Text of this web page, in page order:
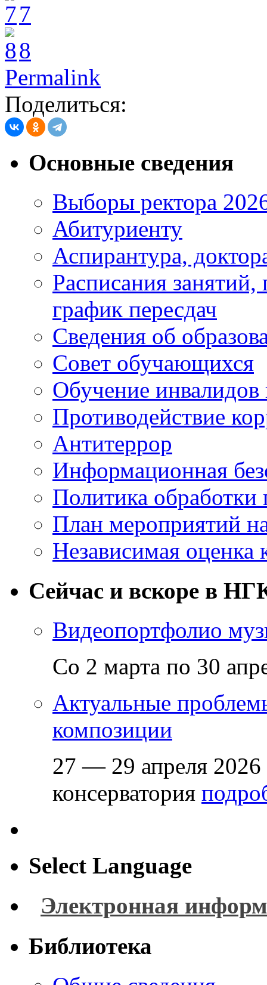
7
8
Permalink
Поделиться:
Основные сведения
Выборы ректора
Абитуриенту
Аспирантура,
Расписания
график пересдач
Сведения об
Совет обучающихся
Обучение
Противодействие
Антитеррор
Информационная
Политика
План мероприятий
Независимая оценка
Сейчас и вскоре в
Видеопортфолио
Со 2 марта по 30
Актуальные
композиции
27 — 29 апреля 2026
консерватория
Select Language
Электронная
Библиотека